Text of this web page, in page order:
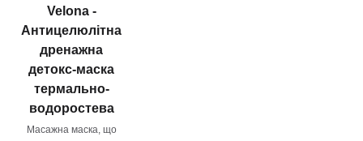
Velona -
Антицелюлітна
дренажна
детокс-маска
термально-
водоростева
Масажна маска, що